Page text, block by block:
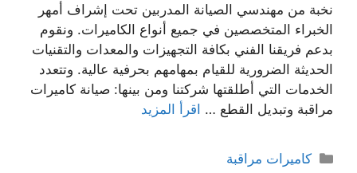
نخبة من مهندسي الصيانة المدربين تحت إشراف أمهر
الخبراء المتخصصين في جميع أنواع الكاميرات. ونقوم
بدعم فريقنا الفني بكافة التجهيزات والمعدات والتقنيات
الحديثة الضرورية للقيام بمهامهم بحرفية عالية. وتتعدد
الخدمات التي أطلقتها شركتنا ومن بينها: صيانة كاميرات
مراقبة وتبديل القطع … اقرأ المزيد
كاميرات مراقبة